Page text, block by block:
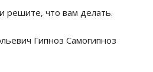
решите, что вам делать.
Гипноз Самогипноз